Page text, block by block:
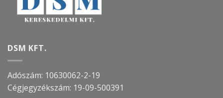
DSM KFT.
Adószám: 10630062-2-19
Cégjegyzékszám: 19-09-500391